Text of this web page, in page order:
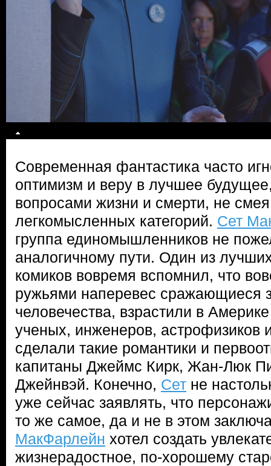
Современная фантастика часто
оптимизм и веру в лучшее
вопросами жизни и смерти, не
легкомысленных категорий. Сет
группа единомышленников не
аналогичному пути. Один из
комиков вовремя вспомнил, что
ружьями наперевес сражающиеся
человечества, взрастили в
ученых, инженеров, астрофизиков
сделали такие романтики и
капитаны Джеймс Кирк, Жан-Люк
Джейнвэй. Конечно, Сет не
уже сейчас заявлять, что
то же самое, да и не в этом
МакФарлейн хотел создать
жизнерадостное, по-хорошему